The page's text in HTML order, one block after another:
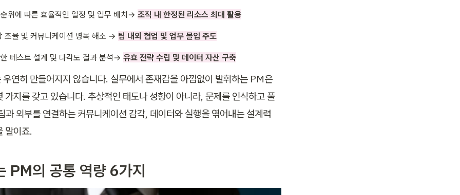
위에 따른 효율적인 일정 및 업무 배치→ 조직 내 한정된 리소스 최대 활용
조율 및 커뮤니케이션 병목 해소 → 팀 내외 협업 및 업무 몰입 주도
테스트 설계 및 다각도 결과 분석→ 유효 전략 수립 및 데이터 자산 구축
우연히 만들어지지 않습니다. 실무에서 존재감을 아낌없이 발휘하는 PM은
가지를 갖고 있습니다. 추상적인 태도나 성향이 아니라, 문제를 인식하고 풀
과 외부를 연결하는 커뮤니케이션 감각, 데이터와 실행을 엮어내는 설계력
말이죠.
PM의 공통 역량 6가지